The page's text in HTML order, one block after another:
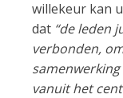
willekeur kan
dat “de leden
verbonden,
vanuit het